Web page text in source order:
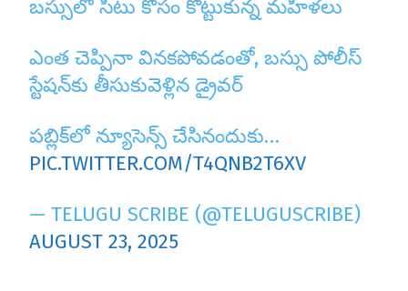
బస్సులో సీటు కోసం కొట్టుకున్న మహిళలు
ఎంత చెప్పినా వినకపోవడంతో, బస్సు పోలీస్
స్టేషన్‌కు తీసుకువెళ్లిన డ్రైవర్
పబ్లిక్‌లో న్యూసెన్స్ చేసినందుకు…
PIC.TWITTER.COM/T4QNB2T6XV
— TELUGU SCRIBE (@TELUGUSCRIBE)
AUGUST 23, 2025